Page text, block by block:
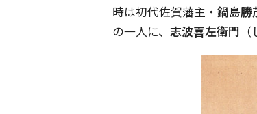
時は初代佐賀藩主・ 鍋島勝
の一人に、 志波喜左衛門